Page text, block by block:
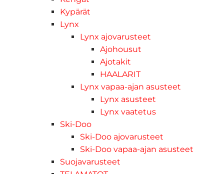
Kypärät
Lynx
Lynx ajovarusteet
Ajohousut
Ajotakit
HAALARIT
Lynx vapaa-ajan asusteet
Lynx asusteet
Lynx vaatetus
Ski-Doo
Ski-Doo ajovarusteet
Ski-Doo vapaa-ajan asusteet
Suojavarusteet